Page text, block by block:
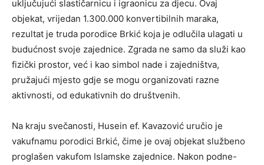
uključujući slastičarnicu i igraonicu za djecu. Ovaj
objekat, vrijedan 1.300.000 konvertibilnih maraka,
rezultat je truda porodice Brkić koja je odlučila ulagati u
budućnost svoje zajednice. Zgrada ne samo da služi kao
fizički prostor, već i kao simbol nade i zajedništva,
pružajući mjesto gdje se mogu organizovati razne
aktivnosti, od edukativnih do društvenih.
Na kraju svečanosti, Husein ef. Kavazović uručio je
vakufnamu porodici Brkić, čime je ovaj objekat službeno
proglašen vakufom Islamske zajednice. Nakon podne-